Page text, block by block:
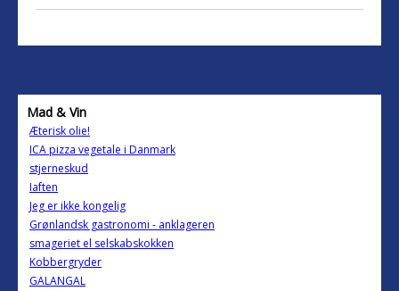
Mad & Vin
Æterisk olie!
ICA pizza vegetale i Danmark
stjerneskud
Iaften
Jeg er ikke kongelig
Grønlandsk gastronomi - anklageren
smageriet el selskabskokken
Kobbergryder
GALANGAL